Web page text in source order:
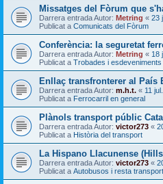
Missatges del Fòrum que
Darrera entrada Autor: Metring « 23
Publicat a Comunicats del Fòrum
Conferència: la seguretat
Darrera entrada Autor: Metring « 18
Publicat a Trobades i esdeveniments
Enllaç transfronterer al País
Darrera entrada Autor: m.h.t. « 11
Publicat a Ferrocarril en general
Plànols transport públic
Darrera entrada Autor: victor273 «
Publicat a Història del transport
La Hispano Llacunense
Darrera entrada Autor: victor273 «
Publicat a Autobusos i resta